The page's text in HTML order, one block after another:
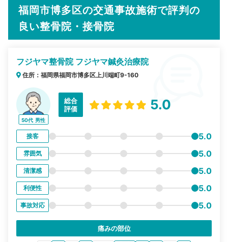
福岡市博多区の交通事故施術で評判の
良い整骨院・接骨院
フジヤマ整骨院 フジヤマ鍼灸治療院
住所：福岡県福岡市博多区上川端町9-160
50代 男性
総合
評価
5.0
接客 5.0
雰囲気 5.0
清潔感 5.0
利便性 5.0
事故対応 5.0
痛みの部位